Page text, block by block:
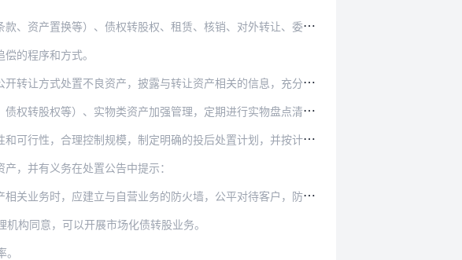
转股权、租赁、核销、对外转让、委托处置、反委托、资产证券化等方式处…
的程序和方式。
，披露与转让资产相关的信息，充分履行告知义务，提高资产转让过程的透…
资产加强管理，定期进行实物盘点清查、账实核对，及时掌握资产价值状态…
性，合理控制规模，制定明确的投后处置计划，并按计划处置。
，并有义务在处置公告中提示：
营业务的防火墙，公平对待客户，防范和消除利益冲突。在利益冲突解决前…
构同意，可以开展市场化债转股业务。